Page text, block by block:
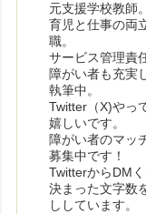
元支援学校教師。
育児と仕事の両
職。
サービス管理責
障がい者も充実
執筆中。
Twitter（X)やっ
嬉しいです。
障がい者のマッ
募集中です！
TwitterからDMく
決まった文字数
ししています。